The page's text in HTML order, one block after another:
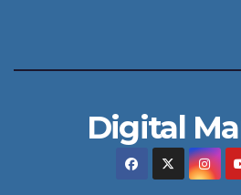
Digital